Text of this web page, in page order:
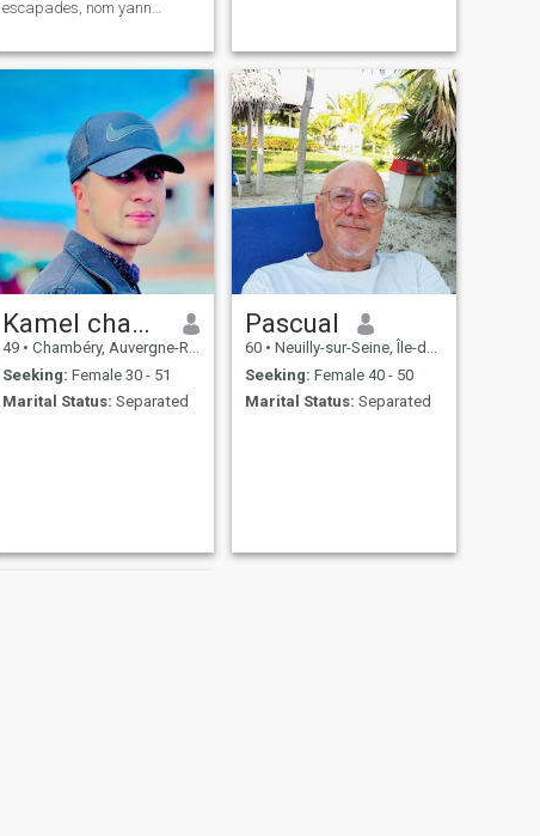
escapades, nom yann
aimé...
Kamel chambery
49 • Chambéry, Auvergne-Rhône-Alpes, France
Seeking: Female 30 - 51
Marital Status: Separated
Pascual
60 • Neuilly-sur-Seine, Île-de-France, France
Seeking: Female 40 - 50
Marital Status: Separated